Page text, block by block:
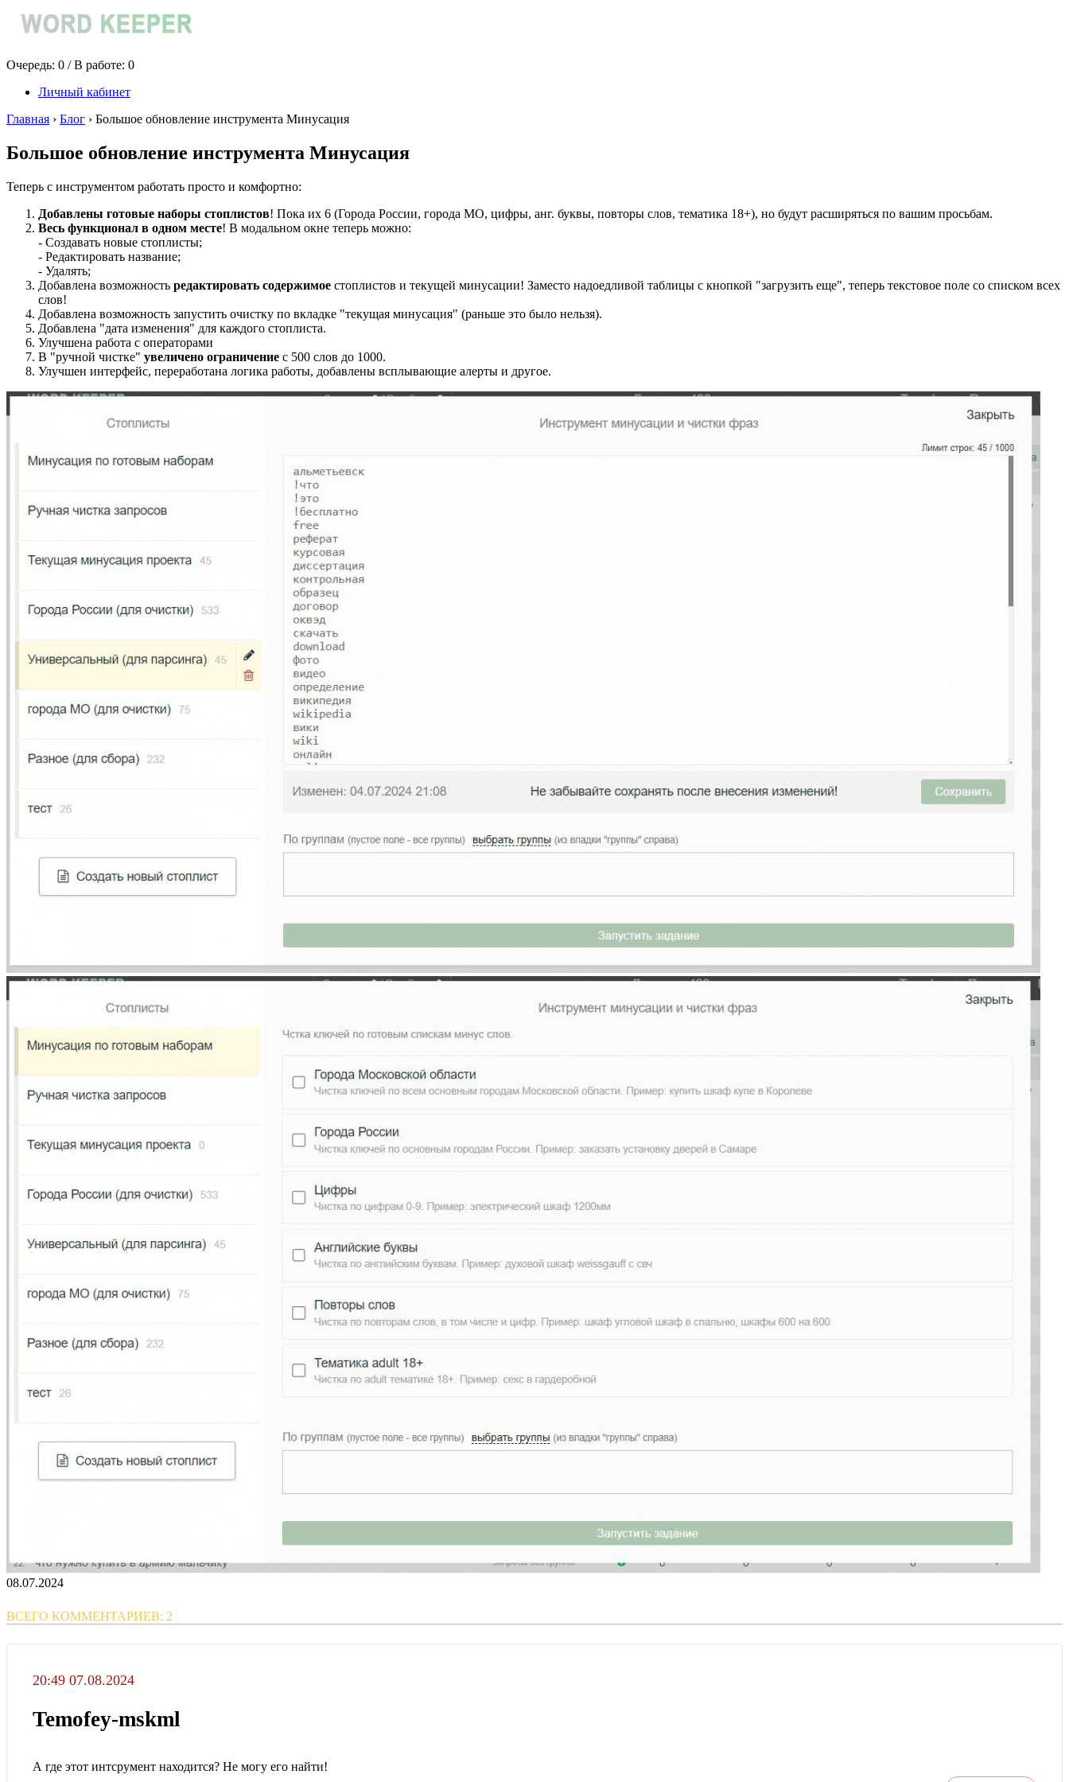
Очередь: 0 / В работе: 0
Личный кабинет
Главная › Блог › Большое обновление инструмента Минусация
Большое обновление инструмента Минусация
Теперь с инструментом работать просто и комфортно:
Добавлены готовые наборы стоплистов! Пока их 6 (Города России, города МО, цифры, анг. буквы, повторы слов, тематика 18+), но будут расширяться по вашим просьбам.
Весь функционал в одном месте! В модальном окне теперь можно:
- Создавать новые стоплисты;
- Редактировать название;
- Удалять;
Добавлена возможность редактировать содержимое стоплистов и текущей минусации! Заместо надоедливой таблицы с кнопкой "загрузить еще", теперь текстовое поле со списком всех
слов!
Добавлена возможность запустить очистку по вкладке "текущая минусация" (раньше это было нельзя).
Добавлена "дата изменения" для каждого стоплиста.
Улучшена работа с операторами
В "ручной чистке" увеличено ограничение с 500 слов до 1000.
Улучшен интерфейс, переработана логика работы, добавлены всплывающие алерты и другое.
08.07.2024
ВСЕГО КОММЕНТАРИЕВ: 2
20:49 07.08.2024
Temofey-mskml
А где этот интсрумент находится? Не могу его найти!